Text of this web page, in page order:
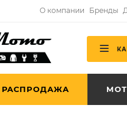
О компании Бренды
РАСПРОДАЖА